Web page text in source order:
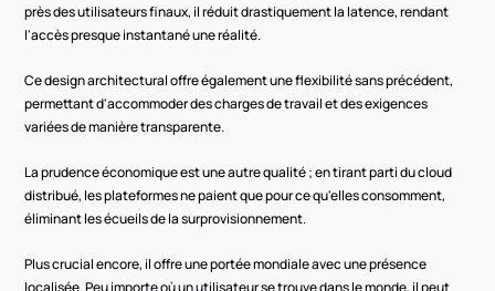
près des utilisateurs finaux, il réduit drastiquement la latence, rendant
l'accès presque instantané une réalité.
Ce design architectural offre également une flexibilité sans précédent,
permettant d'accommoder des charges de travail et des exigences
variées de manière transparente.
La prudence économique est une autre qualité ; en tirant parti du cloud
distribué, les plateformes ne paient que pour ce qu'elles consomment,
éliminant les écueils de la surprovisionnement.
Plus crucial encore, il offre une portée mondiale avec une présence
localisée. Peu importe où un utilisateur se trouve dans le monde, il peut